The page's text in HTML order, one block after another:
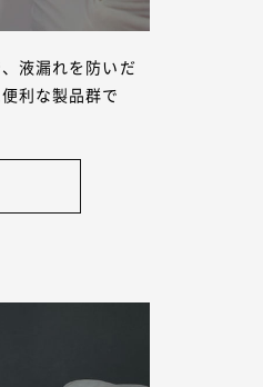
液漏れを防いだ
利な製品群で